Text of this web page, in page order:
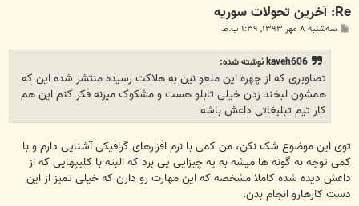
Re: آخرين تحولات سوريه
پ سه‌شنبه ۸ مهر ۱۳۹۳, ۱:۳۹ ب.ظ
kaveh606 نوشته شده:
تصاویری که از چهره این ملعو نین به هلاکت رسیده منتشر شده این که
همشون لبخند زدن خیلی تابلو هست و مشکوک میزنه فکر کنم این هم
کار تیم تبلیغاتی داعش باشه
توی این موضوع شک نکن، من کمی با نرم افزارهای گرافیکی آشنایی دارم و با
کمی توجه به گونه ها میشه به یه چیزایی پی برد که البته با کلیپهایی که از
داعش دیده شده کاملا مشخصه که این مهارت رو دارن که خیلی تمیز از این
دست کارهارو انجام بدن.